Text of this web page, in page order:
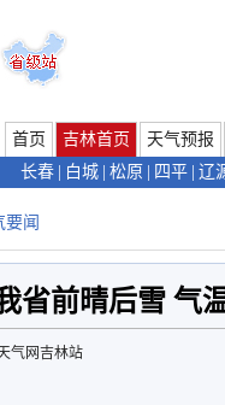
首页 吉林首页
天气预报
长春
白城 松原 四平 辽
要闻
省前晴后雪 气
气网吉林站